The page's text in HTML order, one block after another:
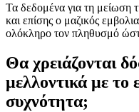
Τα δεδομένα για τη μείωση
και επίσης ο μαζικός
ολόκληρο τον πληθυσμό
Θα χρειάζονται
μελλοντικά με το
συχνότητα;